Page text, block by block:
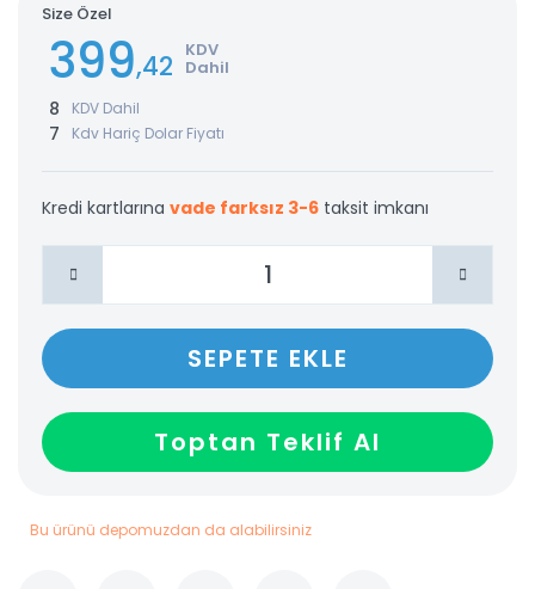
Size Özel
399,42 KDV
Dahil
8 KDV Dahil
7 Kdv Hariç Dolar Fiyatı
Kredi kartlarına vade farksız 3-6 taksit imkanı
SEPETE EKLE
Toptan Teklif Al
Bu ürünü depomuzdan da alabilirsiniz